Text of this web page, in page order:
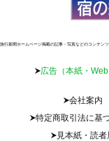
旅行新聞ホームページ掲載の記事・写真などのコンテン
広告（本紙・
会社案内
特定商取引法に基
見本紙・読者